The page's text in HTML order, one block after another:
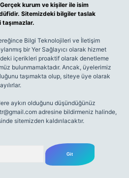
kurum ve kişiler ile isim
Sitemizdeki bilgiler taslak
Bilgi Teknolojileri ve İletişim
bir Yer Sağlayıcı olarak hizmet
içerikleri proaktif olarak denetleme
bulunmamaktadır. Ancak, üyelerimiz
taşımakta olup, siteye üye olarak
aykırı olduğunu düşündüğünüz
adresine bildirmeniz halinde,
sitemizden kaldırılacaktır.